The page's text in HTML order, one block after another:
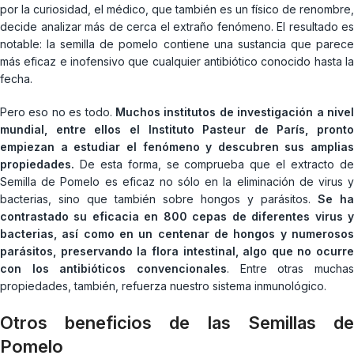
por la curiosidad, el médico, que también es un físico de renombre,
decide analizar más de cerca el extraño fenómeno. El resultado es
notable: la semilla de pomelo contiene una sustancia que parece
más eficaz e inofensivo que cualquier antibiótico conocido hasta la
fecha.
Pero eso no es todo. Muchos institutos de investigación a nivel
mundial, entre ellos el Instituto Pasteur de París, pronto
empiezan a estudiar el fenómeno y descubren sus amplias
propiedades. De esta forma, se comprueba que el extracto de
Semilla de Pomelo es eficaz no sólo en la eliminación de virus y
bacterias, sino que también sobre hongos y parásitos. Se ha
contrastado su eficacia en 800 cepas de diferentes virus y
bacterias, así como en un centenar de hongos y numerosos
parásitos, preservando la flora intestinal, algo que no ocurre
con los antibióticos convencionales. Entre otras muchas
propiedades, también, refuerza nuestro sistema inmunológico.
Otros beneficios de las Semillas de
Pomelo